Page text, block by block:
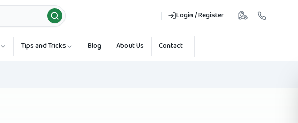
Login / Register
Tips and Tricks Blog About Us Contact